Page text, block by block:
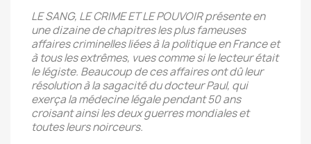
LE SANG, LE CRIME ET LE POUVOIR présente en
une dizaine de chapitres lesplus fameuses
affaires criminelles liées à la politique en France et
à tous lesextrêmes, vues comme si le lecteur était
le légiste. Beaucoup de ces affairesont dû leur
résolution à la sagacité du docteur Paul, qui
exerça la médecinelégale pendant 50 ans
croisant ainsi les deux guerres mondiales et
toutesleurs noirceurs.